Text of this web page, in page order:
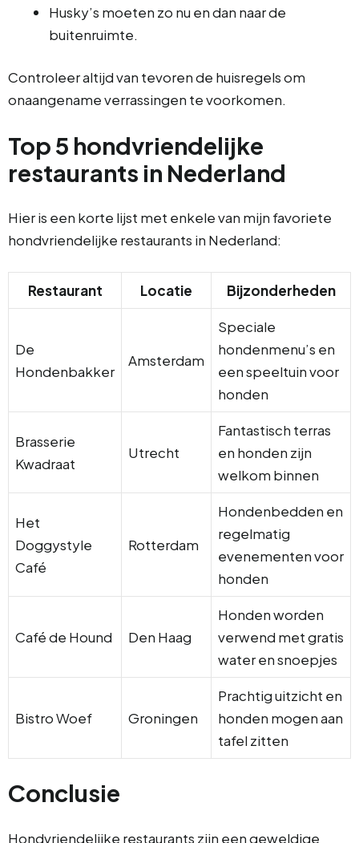
Husky’s moeten zo nu en dan naar de
buitenruimte.
Controleer altijd van tevoren de huisregels om
onaangename verrassingen te voorkomen.
Top 5 hondvriendelijke
restaurants in Nederland
Hier is een korte lijst met enkele van mijn favoriete
hondvriendelijke restaurants in Nederland:
Restaurant Locatie Bijzonderheden
De
Hondenbakker
Amsterdam
Speciale
hondenmenu’s en
een speeltuin voor
honden
Brasserie
Kwadraat
Utrecht
Fantastisch terras
en honden zijn
welkom binnen
Het
Doggystyle
Café
Rotterdam
Hondenbedden en
regelmatig
evenementen voor
honden
Café de Hound Den Haag
Honden worden
verwend met gratis
water en snoepjes
Bistro Woef Groningen
Prachtig uitzicht en
honden mogen aan
tafel zitten
Conclusie
Hondvriendelijke restaurants zijn een geweldige